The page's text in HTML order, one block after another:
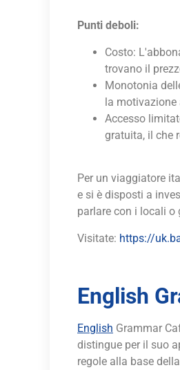
Punti deboli:
Costo:
trovano il
Monotonia
la motivazione
Accesso
gratuita, il che
Per un viaggiatore
e si è disposti a
parlare con i locali o
Visitate: https://
English
English Grammar
distingue per il suo
regole alla base